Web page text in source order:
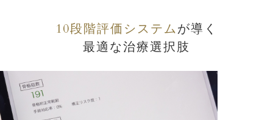
10段階評価システムが導く
最適な治療選択肢